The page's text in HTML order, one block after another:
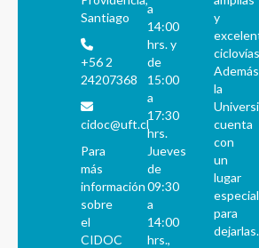
Santiago
+56 2
24207368
cidoc@uft.cl
Para
más
información
sobre
el
CIDOC
a
14:00
hrs. y
de
15:00
a
17:30
hrs.
Jueves
de
09:30
a
14:00
hrs.,
y
la
cuenta
con
un
lugar
especial
para
dejarlas.